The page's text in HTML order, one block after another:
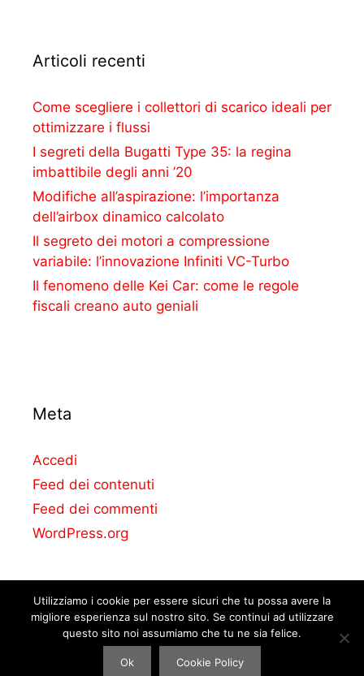
Articoli recenti
Come scegliere i collettori di scarico ideali per
ottimizzare i flussi
I segreti della Bugatti Type 35: la regina
imbattibile degli anni ’20
Modifiche all’aspirazione: l’importanza
dell’airbox dinamico calcolato
Il segreto dei motori a compressione
variabile: l’innovazione Infiniti VC-Turbo
Il fenomeno delle Kei Car: come le regole
fiscali creano auto geniali
Meta
Accedi
Feed dei contenuti
Feed dei commenti
WordPress.org
© La casa delle auto. Perform Agency Srl – All right reserved.
Utilizziamo i cookie per essere sicuri che tu possa avere la
migliore esperienza sul nostro sito. Se continui ad utilizzare
questo sito noi assumiamo che tu ne sia felice.
Ok Cookie Policy